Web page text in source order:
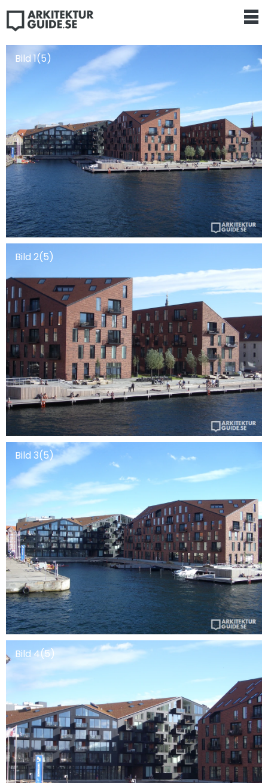
Bild 1(5)
Bild 2(5)
Bild 3(5)
Bild 4(5)